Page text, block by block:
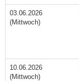
03.06.2026
(Mittwoch)
10.06.2026
(Mittwoch)